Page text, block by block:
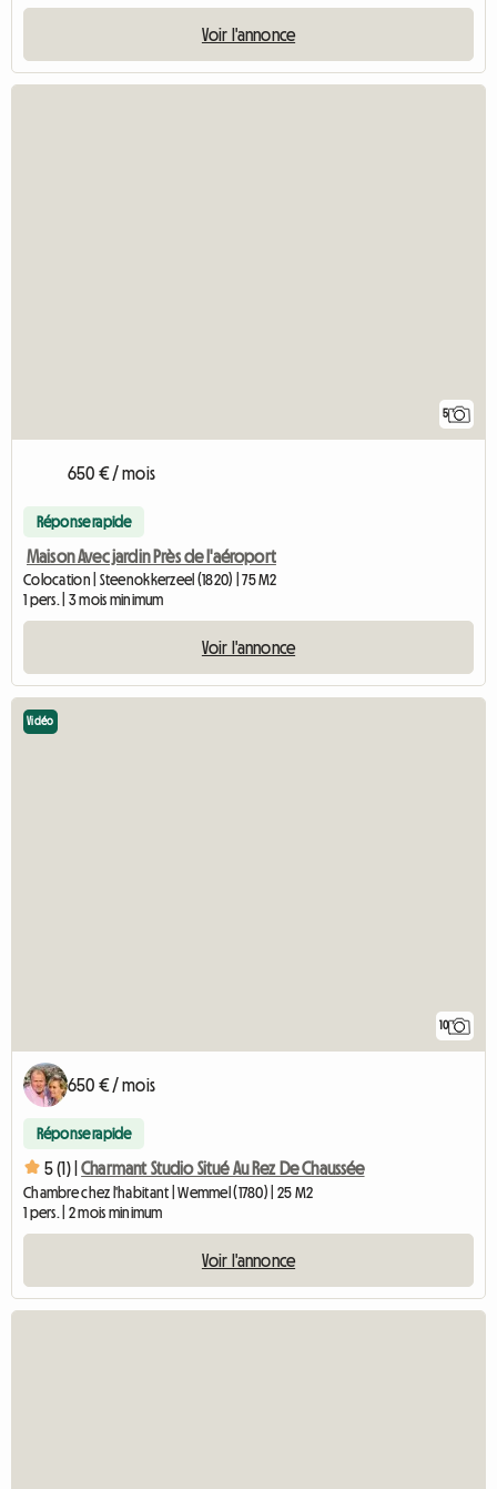
Voir l'annonce
5
650 € / mois
Réponse rapide
Maison Avec jardin Près de l'aéroport
Colocation | Steenokkerzeel (1820) | 75 M2
1 pers. | 3 mois minimum
Voir l'annonce
10
Vidéo
650 € / mois
Réponse rapide
5 (1) | Charmant Studio Situé Au Rez De Chaussée
Chambre chez l'habitant | Wemmel (1780) | 25 M2
1 pers. | 2 mois minimum
Voir l'annonce